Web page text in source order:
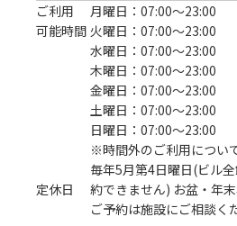
ご利用
可能時間
月曜日：07:00〜23:00
火曜日：07:00〜23:00
水曜日：07:00〜23:00
木曜日：07:00〜23:00
金曜日：07:00〜23:00
土曜日：07:00〜23:00
日曜日：07:00〜23:00
※時間外のご利用につい
定休日
毎年5月第4日曜日(ビル
約できません) お盆・年
ご予約は施設にご相談く